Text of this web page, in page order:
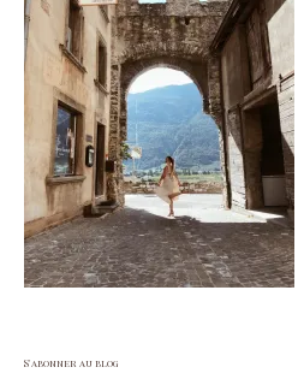
S'abonner au blog